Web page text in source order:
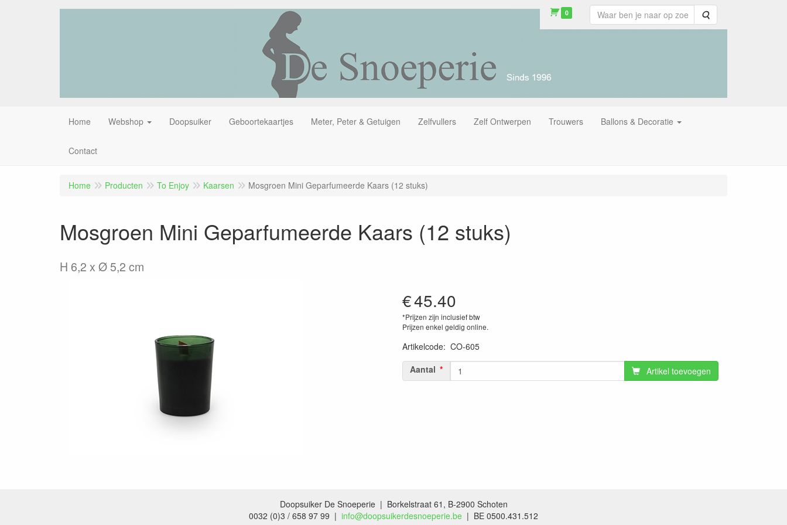
0 Zoeken
Home Webshop Doopsuiker Geboortekaartjes Meter, Peter & Getuigen Zelfvullers Zelf Ontwerpen Trouwers Ballons & Decoratie
Contact
Home Producten To Enjoy Kaarsen Mosgroen Mini Geparfumeerde Kaars (12 stuks)
Mosgroen Mini Geparfumeerde Kaars (12 stuks)
H 6,2 x Ø 5,2 cm
€45.40
*Prijzen zijn inclusief btw
Prijzen enkel geldig online.
Artikelcode: CO-605
Aantal
Artikel toevoegen
Doopsuiker De Snoeperie | Borkelstraat 61, B-2900 Schoten
0032 (0)3 / 658 97 99 | info@doopsuikerdesnoeperie.be | BE 0500.431.512